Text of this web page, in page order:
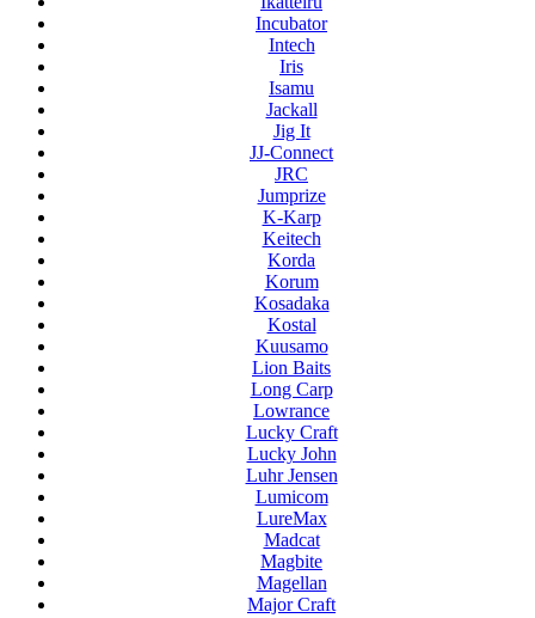
Incubator
Intech
Iris
Isamu
Jackall
Jig It
JJ-Connect
JRC
Jumprize
K-Karp
Keitech
Korda
Korum
Kosadaka
Kostal
Kuusamo
Lion Baits
Long Carp
Lowrance
Lucky Craft
Lucky John
Luhr Jensen
Lumicom
LureMax
Madcat
Magbite
Magellan
Major Craft